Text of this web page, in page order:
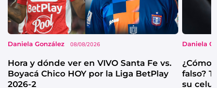
Daniela González 08/08/2026
Hora y dónde ver en VIVO Santa Fe vs.
Boyacá Chico HOY por la Liga BetPlay
2026-2
Daniela
¿Cómo
falso?
su